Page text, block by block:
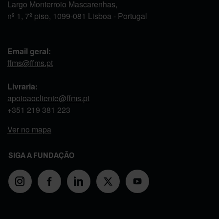
Largo Monterroio Mascarenhas,
nº 1, 7º piso, 1099-081 Lisboa - Portugal
Email geral:
ffms@ffms.pt
Livraria:
apoioaocliente@ffms.pt
+351 219 381 223
Ver no mapa
SIGA A FUNDAÇÃO